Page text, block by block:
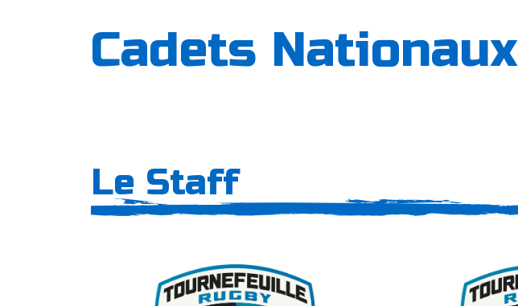
Cadets Nationaux
Le Staff